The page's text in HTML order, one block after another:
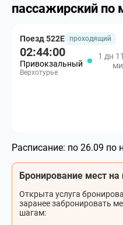
пассажирский по
Поезд 522Е проходящий
02:44:00
Привокзальный
Верхотурье
1 дн
Расписание: по 26.09 по
Бронирование мест на
Открыта услуга
заранее забронировать
шагам: